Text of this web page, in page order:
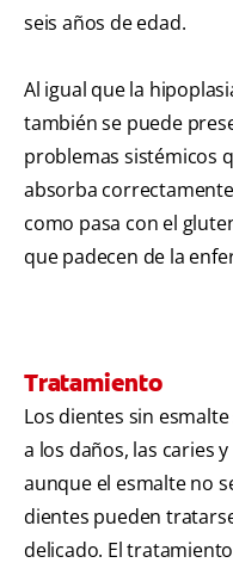
seis años de edad.
Al igual que la
también se puede
problemas sistémicos
absorba
como pasa con el
que padecen de la
Tratamiento
Los dientes sin
a los daños, las caries
aunque el esmalte no
dientes pueden
delicado. El